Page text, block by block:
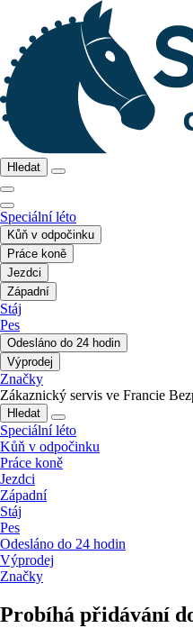
Hledat
Speciální léto
Kůň v odpočinku
Práce koně
Jezdci
Západní
Stáj
Pes
Odesláno do 24 hodin
Výprodej
Značky
Zákaznický servis ve Francie
Hledat
Speciální léto
Kůň v odpočinku
Práce koně
Jezdci
Západní
Stáj
Pes
Odesláno do 24 hodin
Výprodej
Značky
Probíhá přidávání